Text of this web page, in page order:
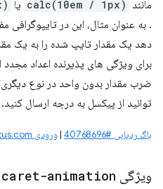
مانند calc(10em / 1px) یا
. به عنوان مثال، این در تایپوگرافی
دهد یک مقدار تایپ شده را به یک
برای ویژگی های پذیرنده اعداد مجدد
ضرب مقدار بدون واحد در نوع
توانید از پیکسل به درجه ارسال کنید.
باگ ردیابی #40768696 |ورودی ChromeStatus.com
ویژگی CSS caret-animation